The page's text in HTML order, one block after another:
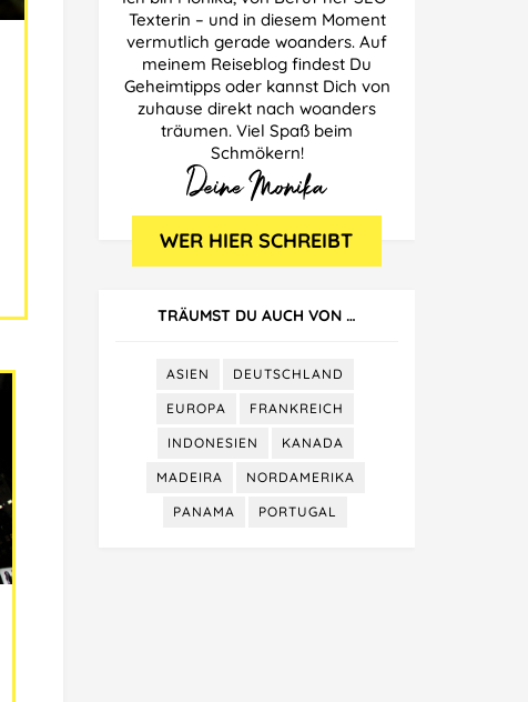
Texterin – und in diesem Moment
vermutlich gerade woanders. Auf
meinem Reiseblog findest Du
Geheimtipps oder kannst Dich von
zuhause direkt nach woanders
träumen. Viel Spaß beim
Schmökern!
TRÄUMST DU AUCH VON …
ASIEN DEUTSCHLAND
EUROPA FRANKREICH
INDONESIEN KANADA
MADEIRA NORDAMERIKA
PANAMA PORTUGAL